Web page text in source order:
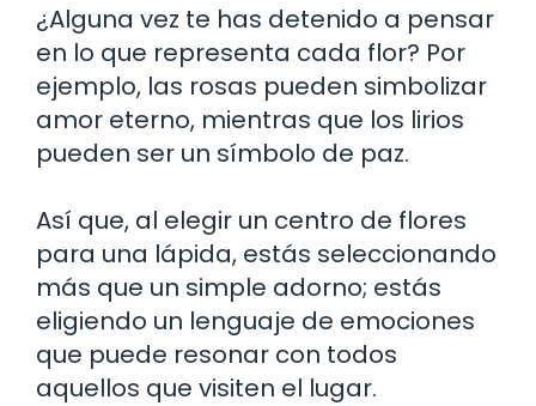
¿Alguna vez te has detenido a pensar
en lo que representa cada flor? Por
ejemplo, las rosas pueden simbolizar
amor eterno, mientras que los lirios
pueden ser un símbolo de paz.
Así que, al elegir un centro de flores
para una lápida, estás seleccionando
más que un simple adorno; estás
eligiendo un lenguaje de emociones
que puede resonar con todos
aquellos que visiten el lugar.